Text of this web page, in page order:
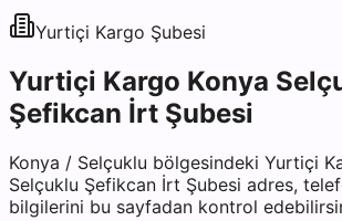
Yurtiçi Kargo Şubesi
Yurtiçi Kargo Konya
Şefikcan İrt Şubesi
Konya / Selçuklu bölgesindeki Yurtiçi
Selçuklu Şefikcan İrt Şubesi adres,
bilgilerini bu sayfadan kontrol